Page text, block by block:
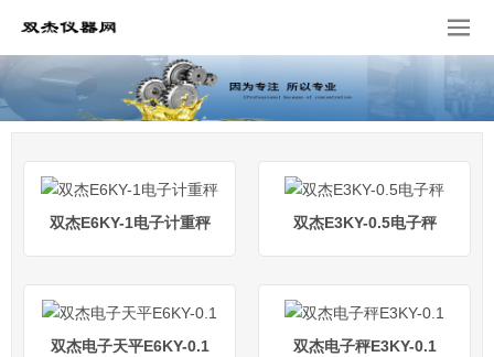
双杰E6KY-1电子计重秤 双杰E3KY-0.5电子秤
双杰电子天平E6KY-0.1 双杰电子秤E3KY-0.1